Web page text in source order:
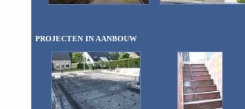
PROJECTEN IN AANBOUW